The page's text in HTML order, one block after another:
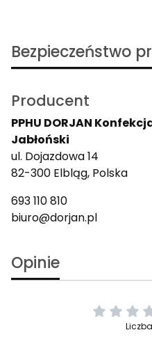
Bezpieczeństwo
Producent
PPHU DORJAN
Jabłoński
ul. Dojazdowa 14
82-300 Elbląg, Polska
693 110 810
biuro@dorjan.pl
Opinie